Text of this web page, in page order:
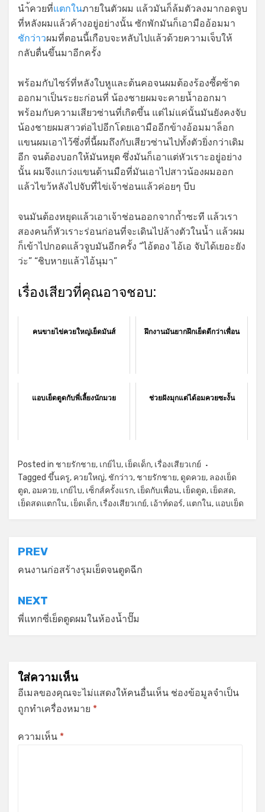
นำ้ควยที่แตกในภายในตัวผม แล้วมันก็ล้มตัวลงมากอดจูบ
ที่หลังผมแล้วค้างอยู่อย่างนั้น ซักพักมันก็เอามืออ้อมมา
ชักว่าวผมที่ตอนนี้เกือบจะหลับไปแล้วด้วยความเจ็บให้
กลับตื่นขึ้นมาอีกครั้ง
พร้อมกับไซร์ที่หลังใบหูและต้นคอจนผมต้องร้องซี้ดซ้าด
ออกมาเป็นระยะก่อนที่ น้องชายผมจะคายน้ำออกมา
พร้อมกับความเสียวซ่านที่เกิดขึ้น แต่ไม่แค่นั้นมันยังคงจับ
น้องชายผมสาวต่อไปอีกโดยเอามืออีกข้างอ้อมมาล็อก
แขนผมเอาไว้ซึ่งที่นี้ผมถึงกับเสียวซ่านไปทั้งตัวยิ่งกว่าเดิม
อีก จนต้องบอกให้มันหยุด ซึ่งมันก็เอาแต่หัวเราะอยู่อย่าง
นั้น ผมจึงแกว่งแขนด้านมือที่มันเอาไปสาวน้องผมออก
แล้วไขว้หลังไปจับที่ไข่เจ้าช่อนแล้วค่อยๆ บีบ
จนมันต้องหยุดแล้วเอาเจ้าช่อนออกจากถ้ำซะที แล้วเรา
สองคนก็หัวเราะร่อนก่อนที่จะเดินไปล้างตัวในน้ำ แล้วผม
ก็เข้าไปกอดแล้วจูบมันอีกครั้ง “ไอ้ตอง ไอ้เอ จับได้เยอะยัง
ว่ะ” “ชิบหายแล้วไอ้นุมา”
เรื่องเสียวที่คุณอาจชอบ:
คนขายไข่ควยใหญ่เย็ดมันส์ ฝึกงานมันยากฝึกเย็ดดีกว่าเพื่อน
แอบเย็ดตูดกับพี่เลี้ยงนักมวย ช่วยฝังมุกแต่ได้อมควยซะงั้น
Posted in ชายรักชาย, เกย์ไบ, เย็ดเด็ก, เรื่องเสียวเกย์
Tagged ขึ้นครู, ควยใหญ่, ชักว่าว, ชายรักชาย, ดูดควย, ลองเย็ด
ตูด, อมควย, เกย์ไบ, เซ็กส์ครั้งแรก, เย็ดกับเพื่อน, เย็ดตูด, เย็ดสด,
เย็ดสดแตกใน, เย็ดเด็ก, เรื่องเสียวเกย์, เอ้าท์ดอร์, แตกใน, แอบเย็ด
แนะแนว
เรื่อง
PREV
คนงานก่อสร้างรุมเย็ดจนตูดฉีก
NEXT
พี่แทกซี่เย็ดตูดผมในห้องน้ำปั๊ม
ใส่ความเห็น
อีเมลของคุณจะไม่แสดงให้คนอื่นเห็น ช่องข้อมูลจำเป็น
ถูกทำเครื่องหมาย *
ความเห็น *